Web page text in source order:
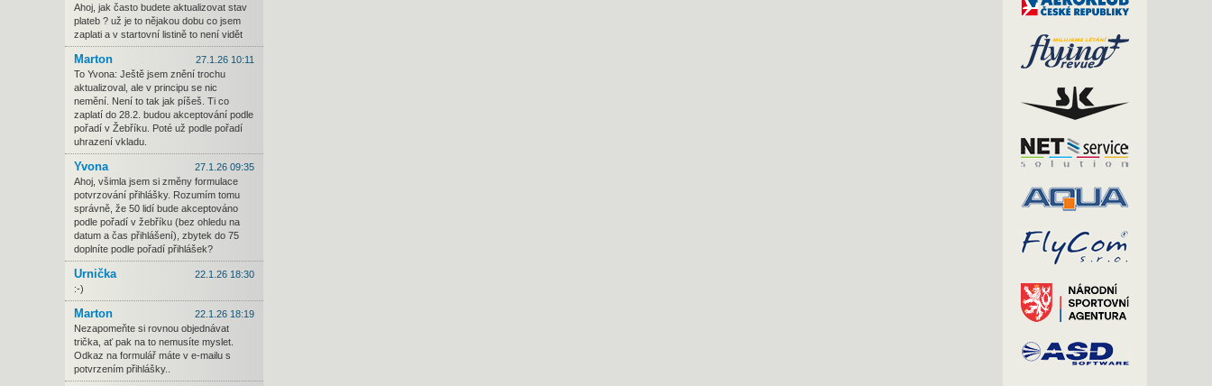
Ahoj, jak často budete aktualizovat stav
plateb ? už je to nějakou dobu co jsem
zaplati a v startovní listině to není vidět
Marton
27.1.26 10:11
To Yvona: Ještě jsem znění trochu
aktualizoval, ale v principu se nic
nemění. Není to tak jak píšeš. Ti co
zaplatí do 28.2. budou akceptování podle
pořadí v Žebříku. Poté už podle pořadí
uhrazení vkladu.
Yvona
27.1.26 09:35
Ahoj, všimla jsem si změny formulace
potvrzování přihlášky. Rozumím tomu
správně, že 50 lidí bude akceptováno
podle pořadí v žebříku (bez ohledu na
datum a čas přihlášení), zbytek do 75
doplníte podle pořadí přihlášek?
Urnička
22.1.26 18:30
:-)
Marton
22.1.26 18:19
Nezapomeňte si rovnou objednávat
trička, ať pak na to nemusíte myslet.
Odkaz na formulář máte v e-mailu s
potvrzením přihlášky..